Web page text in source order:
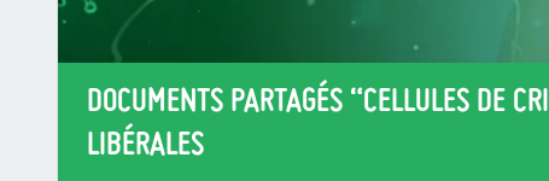
DOCUMENTS PARTAGÉS “CELLULES DE
LIBÉRALES